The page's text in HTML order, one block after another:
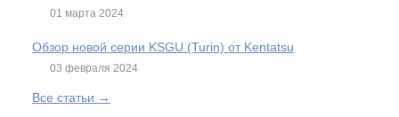
01 марта 2024
Обзор новой серии KSGU (Turin) от Kentatsu
03 февраля 2024
Все статьи →